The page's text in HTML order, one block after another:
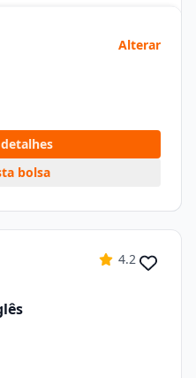
Alterar
bolsa
4.2